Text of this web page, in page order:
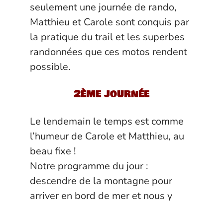
seulement une journée de rando,
Matthieu et Carole sont conquis par
la pratique du trail et les superbes
randonnées que ces motos rendent
possible.
2ème journée
Le lendemain le temps est comme
l’humeur de Carole et Matthieu, au
beau fixe !
Notre programme du jour :
descendre de la montagne pour
arriver en bord de mer et nous y